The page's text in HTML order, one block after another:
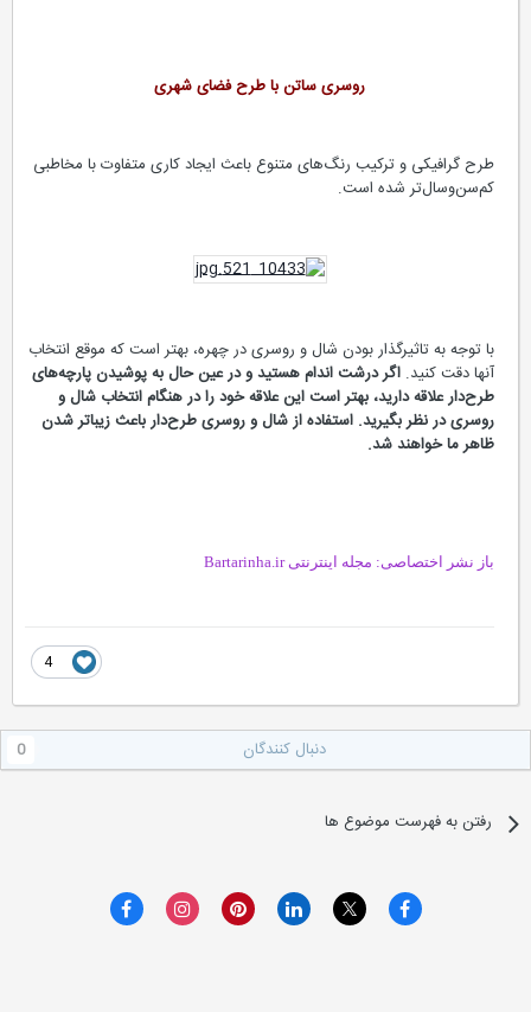
روسری ساتن با طرح فضای شهری
طرح گرافیکی و ترکیب رنگ‌های متنوع باعث ایجاد کاری متفاوت با مخاطبی
کم‌سن‌وسال‌تر شده است.
با توجه به تاثیرگذار بودن شال و روسری در چهره، بهتر است که موقع انتخاب
آنها دقت کنید.اگر درشت اندام هستید و در عین حال به پوشیدن پارچه‌های
طرح‌دار علاقه دارید، بهتر است این علاقه خود را در هنگام انتخاب شال و
روسری در نظر بگیرید. استفاده از شال و روسری طرح‌دار باعث زیباتر شدن
ظاهر ما خواهند شد.
باز نشر اختصاصی: مجله اینترنتی Bartarinha.ir
دنبال کنندگان
رفتن به فهرست موضوع ها